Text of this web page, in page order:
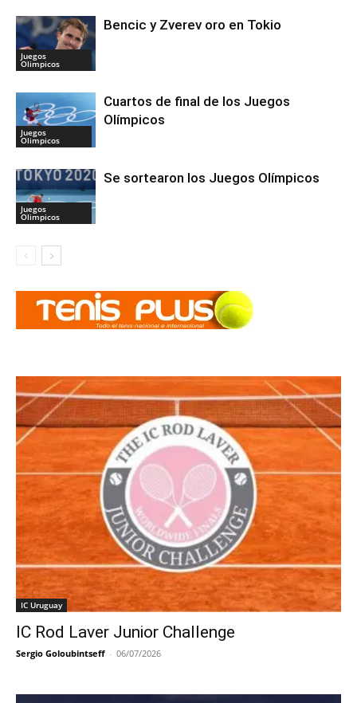
Juegos
Olimpicos
Bencic y Zverev oro en Tokio
Juegos
Olimpicos
Cuartos de final de los Juegos
Olímpicos
Juegos
Olimpicos
Se sortearon los Juegos Olímpicos
IC Uruguay
IC Rod Laver Junior Challenge
Sergio Goloubintseff - 06/07/2026